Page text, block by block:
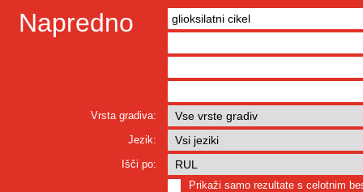
Napredno
Vrsta gradiva:
Jezik:
Išči po:
Prikaži samo rezultate s celotnim